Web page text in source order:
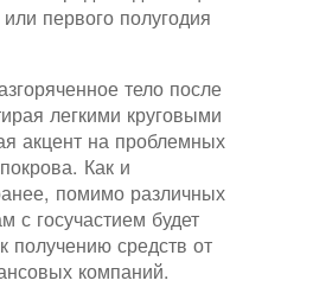
первого полугодия
тело после
легкими круговыми
акцент на проблемных
Как и
помимо различных
с госучастием будет
получению средств от
компаний.